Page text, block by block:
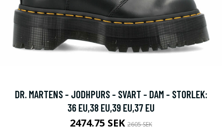
DR. MARTENS - JODHPURS - SVART - DAM - STORLEK:
36 EU,38 EU,39 EU,37 EU
2474.75 SEK 2605 SEK